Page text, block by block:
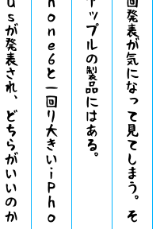
し
か
し
、
毎
回
発
表
が
気
に
な
っ
て
見
て
し
ま
う
。
そ
ん
な
魅
力
が
ア
ッ
プ
ル
の
製
品
に
は
あ
る
今
回
は
ｉ
Ｐ
ｈ
ｏ
ｎ
ｅ
６
と
一
回
り
大
き
い
ｉ
Ｐ
ｈ
ｏ
ｎ
ｅ
６
Ｐ
ｌ
ｕ
ｓ
が
発
表
さ
れ
、
ど
ち
ら
が
い
い
の
か
悩
ん
で
し
ま
う
。
皆
さ
ん
は
、
も
う
ｉ
Ｐ
ｈ
ｏ
ｎ
ｅ
６
を
手
に
入
れ
ま
し
た
か